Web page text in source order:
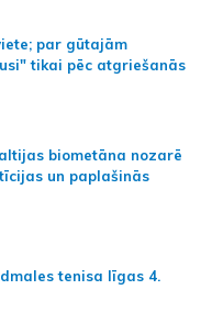
par gūtajām
tikai pēc atgriešanās
biometāna nozarē
un paplašinās
tenisa līgas 4.